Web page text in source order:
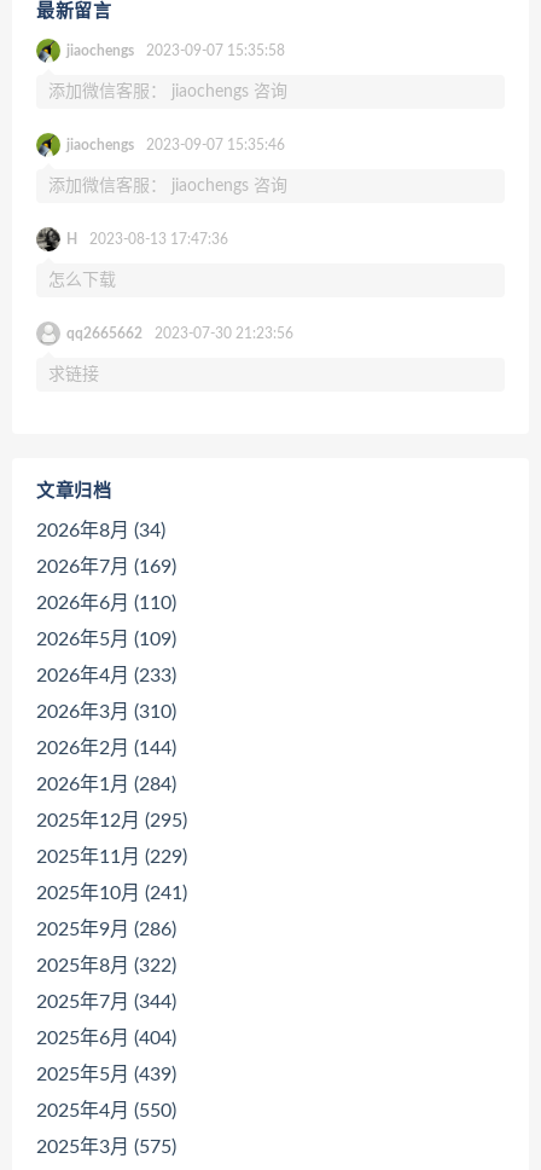
最新留言
jiaochengs 2023-09-07 15:35:58
添加微信客服： jiaochengs 咨询
jiaochengs 2023-09-07 15:35:46
添加微信客服： jiaochengs 咨询
H 2023-08-13 17:47:36
怎么下载
qq2665662 2023-07-30 21:23:56
求链接
文章归档
2026年8月 (34)
2026年7月 (169)
2026年6月 (110)
2026年5月 (109)
2026年4月 (233)
2026年3月 (310)
2026年2月 (144)
2026年1月 (284)
2025年12月 (295)
2025年11月 (229)
2025年10月 (241)
2025年9月 (286)
2025年8月 (322)
2025年7月 (344)
2025年6月 (404)
2025年5月 (439)
2025年4月 (550)
2025年3月 (575)